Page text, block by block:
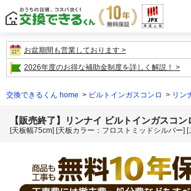
お盆期間も営業しております
2026年度のお得な補助金制度を詳しく解説！
交換できるくん home ビルトインガスコンロ リン
【販売終了】リンナイ ビルトインガスコン
[天板幅75cm] [天板カラー：フロストミッドシルバー]